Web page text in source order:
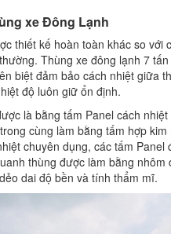
xe Đông Lạnh
thiết kế hoàn toàn khác so với
Thùng xe đông lạnh 7
biệt đảm bảo cách nhiệt giữa
độ luôn giữ ổn định.
là bằng tấm Panel cách
cùng làm bằng tấm hợp
chuyên dụng, các tấm Panel
thùng được làm bằng nhôm
dai độ bền và tính thẩm mĩ.